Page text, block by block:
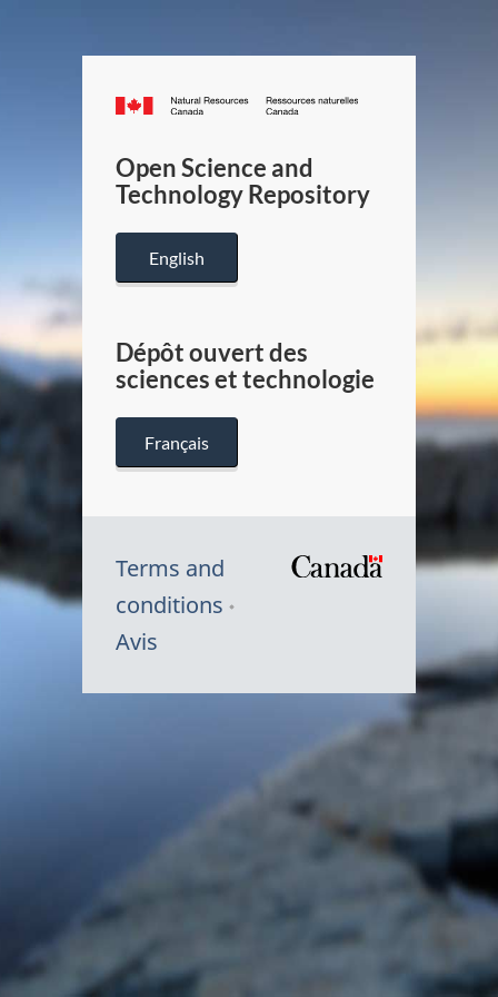
Canada.ca
/
Canada
Open Science and
Technology Repository
English
Dépôt ouvert des
sciences et technologie
Français
Terms and
conditions
Avis
du